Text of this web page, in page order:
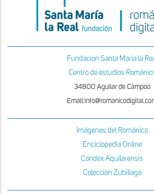
Fundacion Santa Maria la
Centro de estudios
34800 Aguilar de Campoo
Imágenes del Románico
Enciclopedia Online
Condex Aquilarensis
Colección Zubillaga